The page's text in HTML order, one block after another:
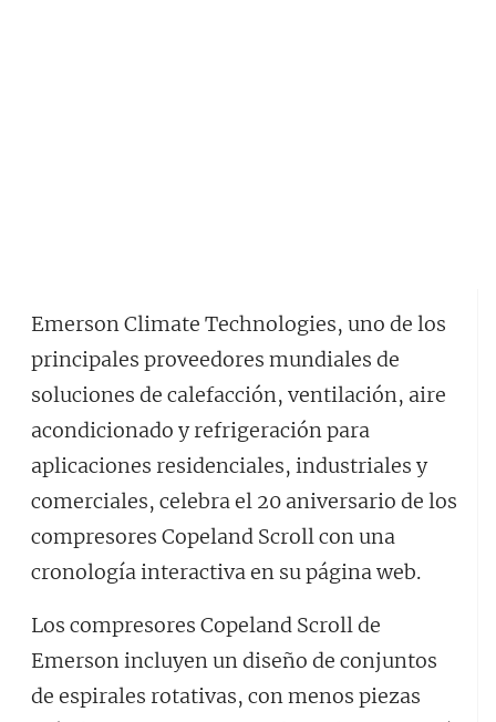
Emerson Climate Technologies, uno de los
principales proveedores mundiales de
soluciones de calefacción, ventilación, aire
acondicionado y refrigeración para
aplicaciones residenciales, industriales y
comerciales, celebra el 20 aniversario de los
compresores Copeland Scroll con una
cronología interactiva en su página web.
Los compresores Copeland Scroll de
Emerson incluyen un diseño de conjuntos
de espirales rotativas, con menos piezas